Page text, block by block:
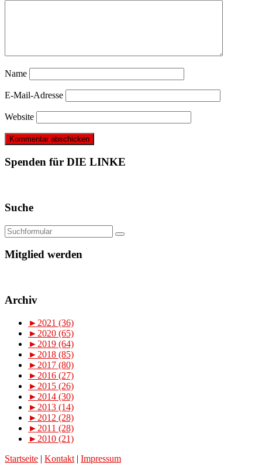
Name
E-Mail-Adresse
Website
Spenden für DIE LINKE
Suche
Mitglied werden
Archiv
► 2021 (36)
► 2020 (65)
► 2019 (64)
► 2018 (85)
► 2017 (80)
► 2016 (27)
► 2015 (26)
► 2014 (30)
► 2013 (14)
► 2012 (28)
► 2011 (28)
► 2010 (21)
Startseite | Kontakt | Impressum